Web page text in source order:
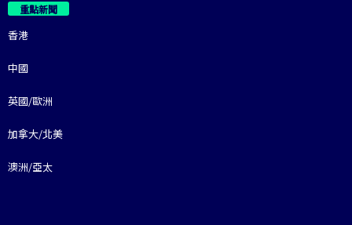
重點新聞
香港
中國
英國/歐洲
加拿大/北美
澳洲/亞太